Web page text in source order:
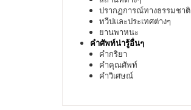
ปรากฏการณ์ทางธรรมชาติ
ทวีปและประเทศต่างๆ
ยานพาหนะ
คำศัพท์น่ารู้อื่นๆ
คำกริยา
คำคุณศัพท์
คำวิเศษณ์